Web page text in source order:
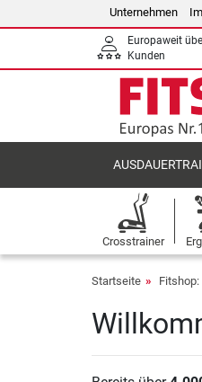
Unternehmen
Europaweit
Kunden
Crosstrainer
Startseite